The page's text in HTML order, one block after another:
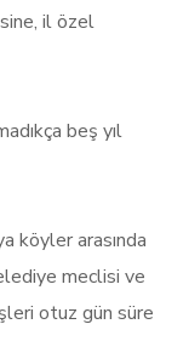
il özel
beş yıl
köyler arasında
meclisi ve
otuz gün süre